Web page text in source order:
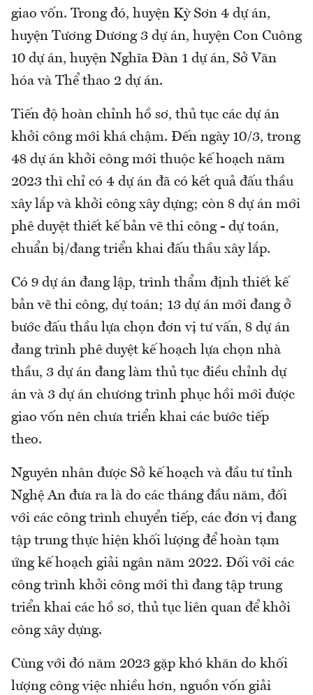
giao vốn. Trong đó, huyện Kỳ Sơn 4 dự án,
huyện Tương Dương 3 dự án, huyện Con Cuông
10 dự án, huyện Nghĩa Đàn 1 dự án, Sở Văn
hóa và Thể thao 2 dự án.
Tiến độ hoàn chỉnh hồ sơ, thủ tục các dự án
khởi công mới khá chậm. Đến ngày 10/3, trong
48 dự án khởi công mới thuộc kế hoạch năm
2023 thì chỉ có 4 dự án đã có kết quả đấu thầu
xây lắp và khởi công xây dựng; còn 8 dự án mới
phê duyệt thiết kế bản vẽ thi công - dự toán,
chuẩn bị/đang triển khai đấu thầu xây lắp.
Có 9 dự án đang lập, trình thẩm định thiết kế
bản vẽ thi công, dự toán; 13 dự án mới đang ở
bước đấu thầu lựa chọn đơn vị tư vấn, 8 dự án
đang trình phê duyệt kế hoạch lựa chọn nhà
thầu, 3 dự án đang làm thủ tục điều chỉnh dự
án và 3 dự án chương trình phục hồi mới được
giao vốn nên chưa triển khai các bước tiếp
theo.
Nguyên nhân được Sở kế hoạch và đầu tư tỉnh
Nghệ An đưa ra là do các tháng đầu năm, đối
với các công trình chuyển tiếp, các đơn vị đang
tập trung thực hiện khối lượng để hoàn tạm
ứng kế hoạch giải ngân năm 2022. Đối với các
công trình khởi công mới thì đang tập trung
triển khai các hồ sơ, thủ tục liên quan để khởi
công xây dựng.
Cùng với đó năm 2023 gặp khó khăn do khối
lượng công việc nhiều hơn, nguồn vốn giải